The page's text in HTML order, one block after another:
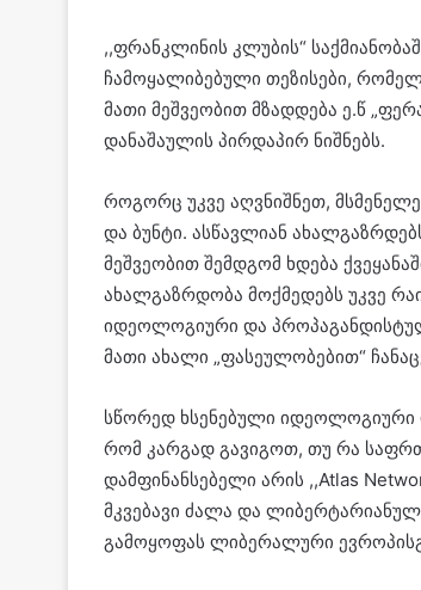
,,ფრანკლინის კლუბის“
ჩამოყალიბებული თეზისები,
მათი მეშვეობით მზადდება ე.წ
დანაშაულის პირდაპირ ნიშნებს.
როგორც უკვე აღვნიშნეთ,
და ბუნტი. ასწავლიან
მეშვეობით შემდგომ ხდება
ახალგაზრდობა მოქმედებს უკვე
იდეოლოგიური და
მათი ახალი „ფასეულობებით“
სწორედ ხსენებული იდეოლოგიური
რომ კარგად გავიგოთ, თუ რა
დამფინანსებელი არის ,,Atlas
მკვებავი ძალა და
გამოყოფას ლიბერალური